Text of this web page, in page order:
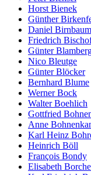
Horst Bienek
Günther
Daniel Birnbaum
Friedrich
Günter
Nico Bleutge
Günter Blöcker
Bernhard Blume
Werner Bock
Walter Boehlich
Gottfried
Anne
Karl Heinz
Heinrich Böll
François Bondy
Elisabeth